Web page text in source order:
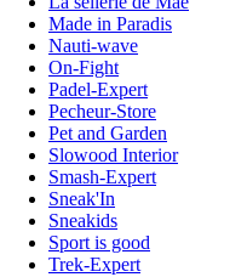
Made in Paradis
Nauti-wave
On-Fight
Padel-Expert
Pecheur-Store
Pet and Garden
Slowood Interior
Smash-Expert
Sneak'In
Sneakids
Sport is good
Trek-Expert